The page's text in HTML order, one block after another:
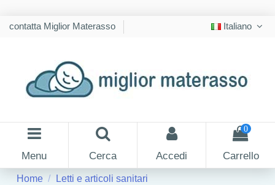
contatta Miglior Materasso Italiano
Menu Cerca Accedi
0
Carrello
Home Letti e articoli sanitari